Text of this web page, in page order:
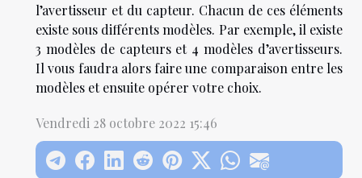
l’avertisseur et du capteur. Chacun de ces éléments
existe sous différents modèles. Par exemple, il existe
3 modèles de capteurs et 4 modèles d’avertisseurs.
Il vous faudra alors faire une comparaison entre les
modèles et ensuite opérer votre choix.
Vendredi 28 octobre 2022 15:46